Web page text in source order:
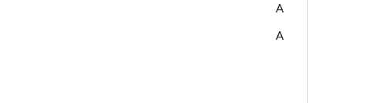
A
A